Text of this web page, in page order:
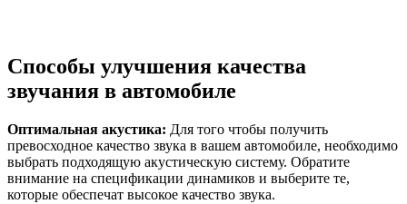
Способы улучшения качества
звучания в автомобиле
Оптимальная акустика: Для того чтобы получить
превосходное качество звука в вашем автомобиле, необходимо
выбрать подходящую акустическую систему. Обратите
внимание на спецификации динамиков и выберите те,
которые обеспечат высокое качество звука.